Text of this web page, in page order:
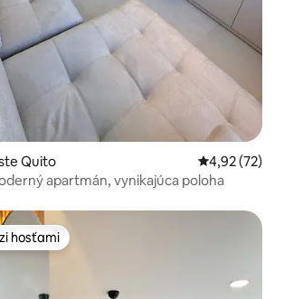
Quito Priemerné
4,92 (72)
apartmán, vynikajúca poloha
hosťami
hosťami